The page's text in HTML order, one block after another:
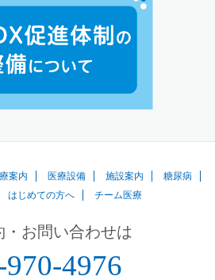
案内 医療設備 施設案内
糖尿病
はじめての方へ チーム医療
お問い合わせは
970-4976